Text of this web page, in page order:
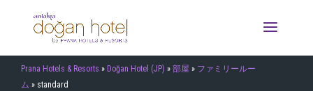
Prana Hotels & Resorts » Doğan Hotel (JP) » 部屋 » ファミリールー
ム » standard